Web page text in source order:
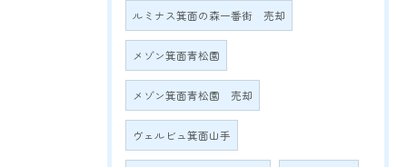
ルミナス箕面の森一番街 売却
メゾン箕面青松園
メゾン箕面青松園 売却
ヴェルビュ箕面山手